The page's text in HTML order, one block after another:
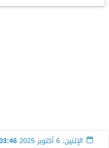
الإثنين، 6 أكتوبر 2025 03:46